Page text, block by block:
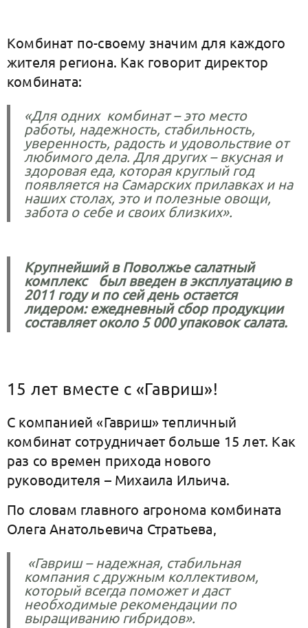
Комбинат по-своему значим для каждого
жителя региона. Как говорит директор
комбината:
«Для одних комбинат – это место
работы, надежность, стабильность,
уверенность, радость и удовольствие от
любимого дела. Для других – вкусная и
здоровая еда, которая круглый год
появляется на Самарских прилавках и на
наших столах, это и полезные овощи,
забота о себе и своих близких».
Крупнейший в Поволжье салатный
комплекс был введен в эксплуатацию в
2011 году и по сей день остается
лидером: ежедневный сбор продукции
составляет около 5 000 упаковок салата.
15 лет вместе с «Гавриш»!
С компанией «Гавриш» тепличный
комбинат сотрудничает больше 15 лет. Как
раз со времен прихода нового
руководителя – Михаила Ильича.
По словам главного агронома комбината
Олега Анатольевича Стратьева,
«Гавриш – надежная, стабильная
компания с дружным коллективом,
который всегда поможет и даст
необходимые рекомендации по
выращиванию гибридов».